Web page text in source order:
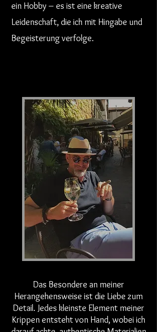
ein Hobby – es ist eine kreative
Leidenschaft, die ich mit Hingabe und
Begeisterung verfolge.
Das Besondere an meiner
Herangehensweise ist die Liebe zum
Detail. Jedes kleinste Element meiner
Krippen entsteht von Hand, wobei ich